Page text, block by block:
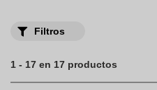
Filtros
1 - 17 en 17 productos